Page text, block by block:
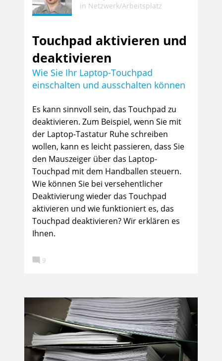
in Netzwerk/Arbeitsplatz
Touchpad aktivieren und
deaktivieren
Wie Sie Ihr Laptop-Touchpad
einschalten und ausschalten können
Es kann sinnvoll sein, das Touchpad zu
deaktivieren. Zum Beispiel, wenn Sie mit
der Laptop-Tastatur Ruhe schreiben
wollen, kann es leicht passieren, dass Sie
den Mauszeiger über das Laptop-
Touchpad mit dem Handballen steuern.
Wie können Sie bei versehentlicher
Deaktivierung wieder das Touchpad
aktivieren und wie funktioniert es, das
Touchpad deaktivieren? Wir erklären es
Ihnen.
 9